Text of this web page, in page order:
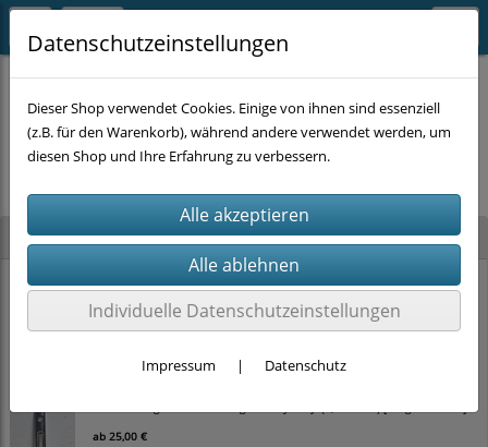
Neu im Shop
STAHLKAISER Ratschen-Ringmaulschlüssel-Satz (22-tlg., SW 6–32 mm) im
Koffer
100,00 €
ab 25,00 €
Es wurden leider keine Produkte gefunden.
Datenschutzeinstellungen
Dieser Shop verwendet Cookies. Einige von ihnen sind essenziell
(z.B. für den Warenkorb), während andere verwendet werden, um
diesen Shop und Ihre Erfahrung zu verbessern.
Individuelle Datenschutzeinstellungen
Impressum | Datenschutz